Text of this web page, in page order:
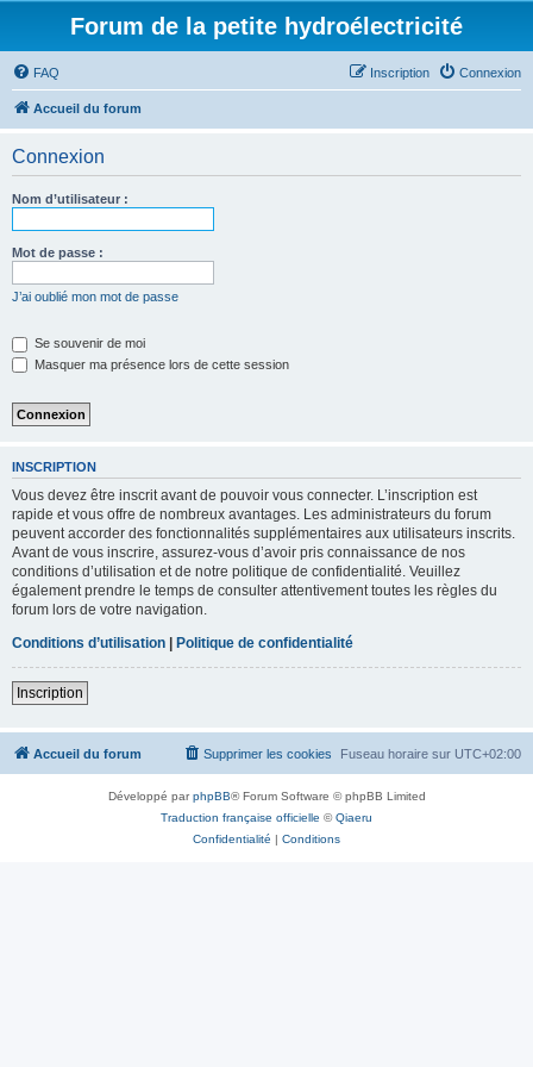
Forum de la petite hydroélectricité
FAQ Connexion
Inscription
Accueil du forum
Connexion
Nom d’utilisateur :
Mot de passe :
J’ai oublié mon mot de passe
Se souvenir de moi
Masquer ma présence lors de cette session
INSCRIPTION
Vous devez être inscrit avant de pouvoir vous connecter. L’inscription est
rapide et vous offre de nombreux avantages. Les administrateurs du forum
peuvent accorder des fonctionnalités supplémentaires aux utilisateurs inscrits.
Avant de vous inscrire, assurez-vous d’avoir pris connaissance de nos
conditions d’utilisation et de notre politique de confidentialité. Veuillez
également prendre le temps de consulter attentivement toutes les règles du
forum lors de votre navigation.
Conditions d’utilisation | Politique de confidentialité
Inscription
Accueil du forum Fuseau horaire sur UTC+02:00
Supprimer les cookies
Développé parphpBB® Forum Software © phpBB Limited
Traduction française officielle ©Qiaeru
Confidentialité | Conditions